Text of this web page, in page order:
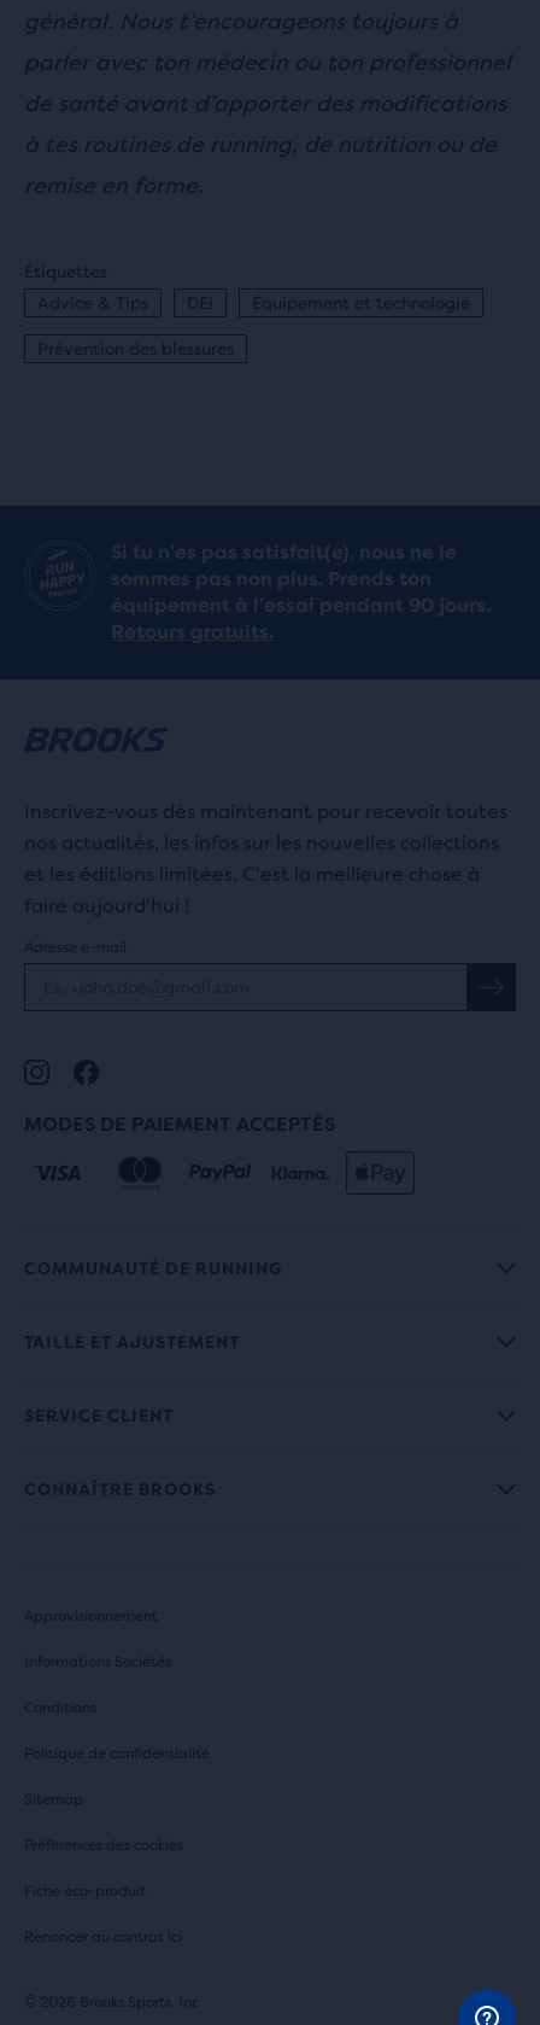
général. Nous t’encourageons toujours à
parler avec ton médecin ou ton professionnel
de santé avant d’apporter des modifications
à tes routines de running, de nutrition ou de
remise en forme.
Étiquettes
Advice & Tips
DEI Équipement et technologie
Prévention des blessures
Si tu n’es pas satisfait(e), nous ne le
sommes pas non plus. Prends ton
équipement à l’essai pendant 90 jours.
Retours gratuits.
Inscrivez-vous dès maintenant pour recevoir toutes
nos actualités, les infos sur les nouvelles collections
et les éditions limitées. C'est la meilleure chose à
faire aujourd'hui !
Adresse e-mail
MODES DE PAIEMENT ACCEPTÉS
COMMUNAUTÉ DE RUNNING
TAILLE ET AJUSTEMENT
SERVICE CLIENT
CONNAÎTRE BROOKS
Approvisionnement
Informations Sociétés
Conditions
Politique de confidentialité
Sitemap
Préférences des cookies
Fiche éco-produit
Renoncer au contrat ici
© 2026 Brooks Sports, Inc